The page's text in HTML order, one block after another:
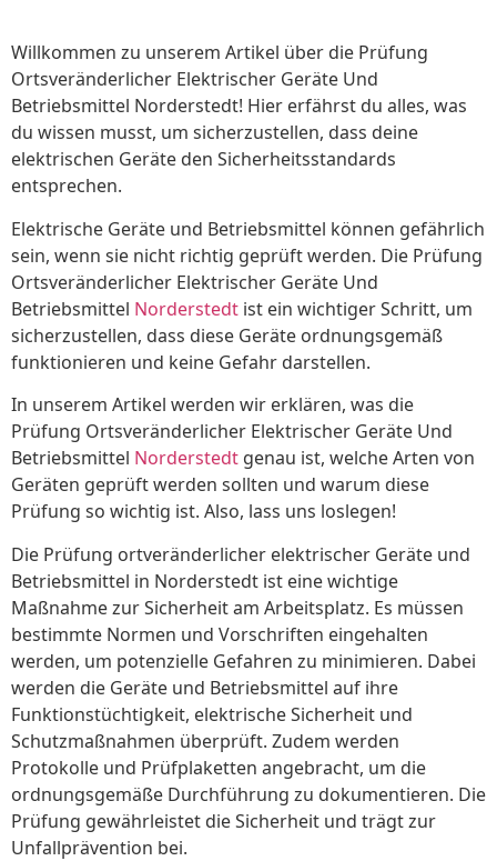
Willkommen zu unserem Artikel über die Prüfung
Ortsveränderlicher Elektrischer Geräte Und
Betriebsmittel Norderstedt! Hier erfährst du alles, was
du wissen musst, um sicherzustellen, dass deine
elektrischen Geräte den Sicherheitsstandards
entsprechen.
Elektrische Geräte und Betriebsmittel können gefährlich
sein, wenn sie nicht richtig geprüft werden. Die Prüfung
Ortsveränderlicher Elektrischer Geräte Und
Betriebsmittel Norderstedt ist ein wichtiger Schritt, um
sicherzustellen, dass diese Geräte ordnungsgemäß
funktionieren und keine Gefahr darstellen.
In unserem Artikel werden wir erklären, was die
Prüfung Ortsveränderlicher Elektrischer Geräte Und
Betriebsmittel Norderstedt genau ist, welche Arten von
Geräten geprüft werden sollten und warum diese
Prüfung so wichtig ist. Also, lass uns loslegen!
Die Prüfung ortveränderlicher elektrischer Geräte und
Betriebsmittel in Norderstedt ist eine wichtige
Maßnahme zur Sicherheit am Arbeitsplatz. Es müssen
bestimmte Normen und Vorschriften eingehalten
werden, um potenzielle Gefahren zu minimieren. Dabei
werden die Geräte und Betriebsmittel auf ihre
Funktionstüchtigkeit, elektrische Sicherheit und
Schutzmaßnahmen überprüft. Zudem werden
Protokolle und Prüfplaketten angebracht, um die
ordnungsgemäße Durchführung zu dokumentieren. Die
Prüfung gewährleistet die Sicherheit und trägt zur
Unfallprävention bei.